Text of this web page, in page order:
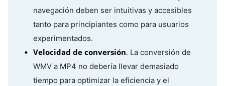
navegación deben ser intuitivas y accesibles
tanto para principiantes como para usuarios
experimentados.
Velocidad de conversión. La conversión de
WMV a MP4 no debería llevar demasiado
tiempo para optimizar la eficiencia y el